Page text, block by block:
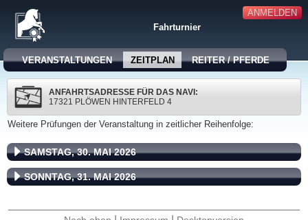
ANMELDEN
Fahrturnier
VERANSTALTUNGEN ZEITPLAN REITER / PFERDE
ANFAHRTSADRESSE FÜR DAS NAVI:
17321 PLÖWEN HINTERFELD 4
Weitere Prüfungen der Veranstaltung in zeitlicher Reihenfolge:
SAMSTAG, 30. MAI 2026
SONNTAG, 31. MAI 2026